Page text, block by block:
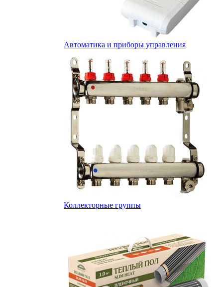
Автоматика и приборы управления
Коллекторные группы